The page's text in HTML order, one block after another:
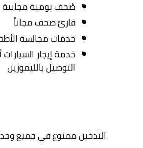
صُحف يومية مجانية
قارئ صحف مجاناً
خدمات مجالسة
خدمة إيجار
التوصيل بالليموزين
التدخين ممنوع في جميع